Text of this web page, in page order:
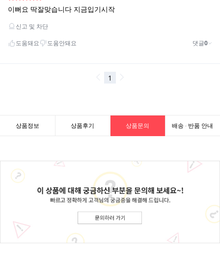
상품정보 상품후기 상품문의 배송 · 반품 안내